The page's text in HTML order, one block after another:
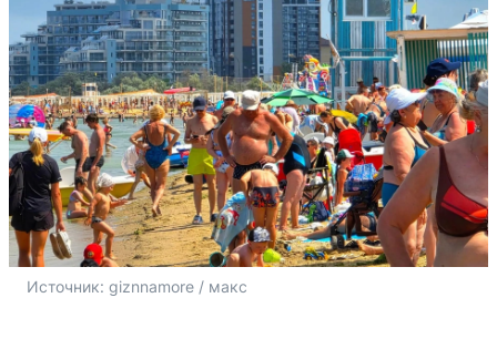
Источник: giznnamore / макс